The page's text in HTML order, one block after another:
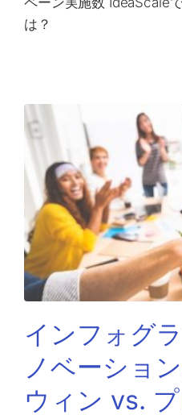
は？
インフォグ
ノベーショ
ウィン vs.